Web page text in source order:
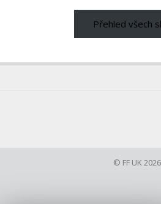
Přehled všech
© FF UK 2026